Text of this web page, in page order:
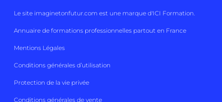
Le site imaginetonfutur.com est une marque d'ICI Formation.
Annuaire de formations professionnelles partout en France
Mentions Légales
Conditions générales d’utilisation
Protection de la vie privée
Conditions générales de vente